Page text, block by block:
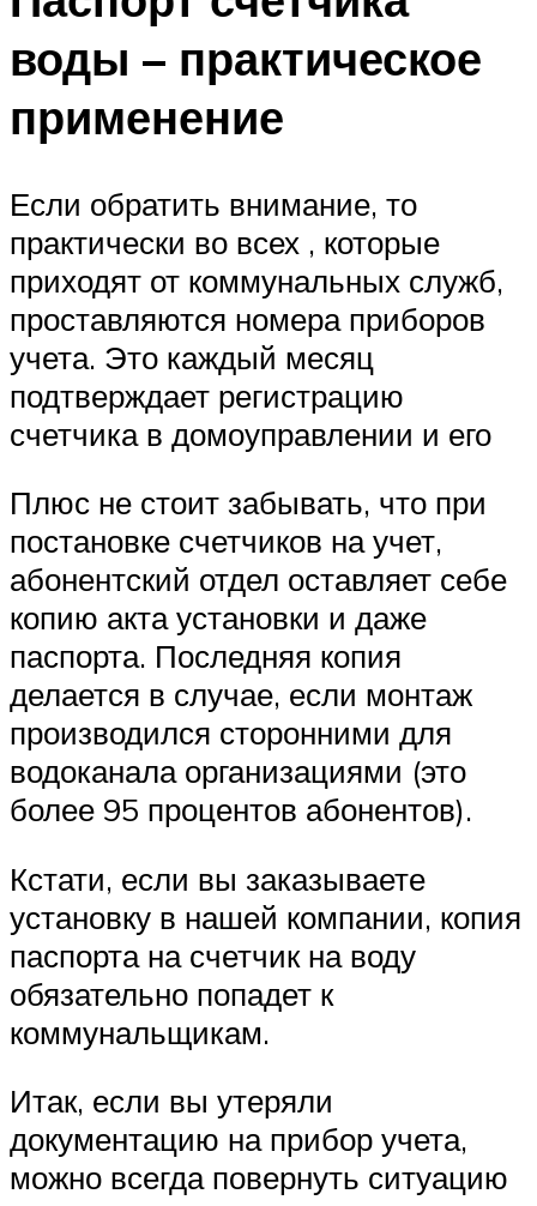
воды – практическое
применение
Если обратить внимание, то
практически во всех , которые
приходят от коммунальных служб,
проставляются номера приборов
учета. Это каждый месяц
подтверждает регистрацию
счетчика в домоуправлении и его
Плюс не стоит забывать, что при
постановке счетчиков на учет,
абонентский отдел оставляет себе
копию акта установки и даже
паспорта. Последняя копия
делается в случае, если монтаж
производился сторонними для
водоканала организациями (это
более 95 процентов абонентов).
Кстати, если вы заказываете
установку в нашей компании, копия
паспорта на счетчик на воду
обязательно попадет к
коммунальщикам.
Итак, если вы утеряли
документацию на прибор учета,
можно всегда повернуть ситуацию